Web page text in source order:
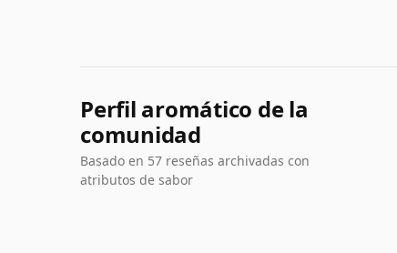
Perfil aromático de la
comunidad
Basado en 57 reseñas archivadas con
atributos de sabor